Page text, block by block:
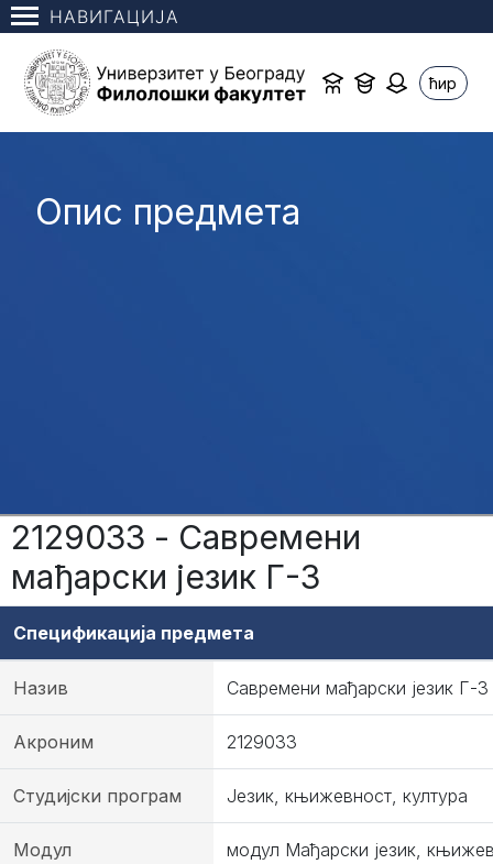
НАВИГАЦИЈА
ћир
Опис предмета
2129033 - Савремени
мађарски језик Г-3
Спецификација предмета
Назив Савремени мађарски језик Г-3
Акроним 2129033
Студијски програм Језик, књижевност, култура
Модул
модул Мађарски језик,